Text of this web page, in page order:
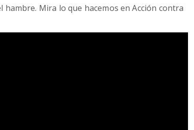
Mira lo que hacemos en Acción contra